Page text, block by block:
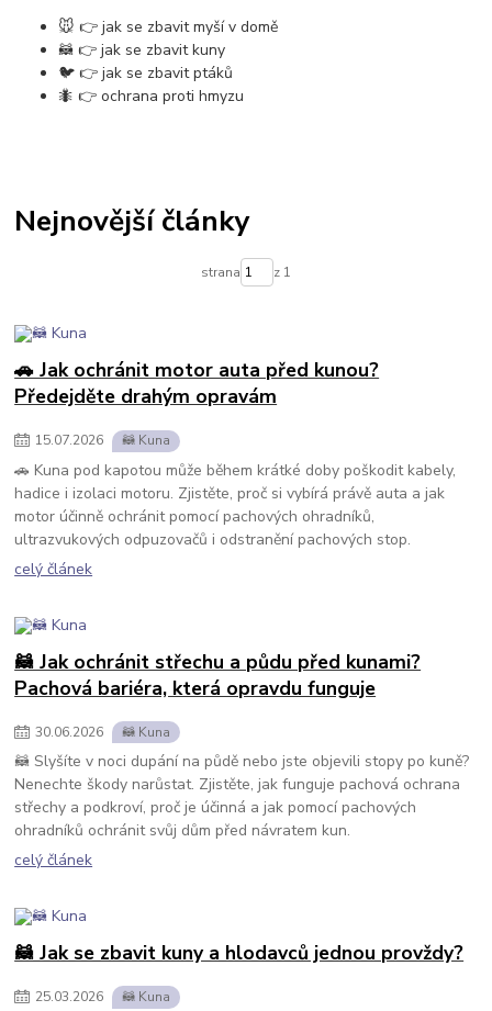
🐭 👉 jak se zbavit myší v domě
🦝 👉 jak se zbavit kuny
🐦 👉 jak se zbavit ptáků
🐜 👉 ochrana proti hmyzu
Nejnovější články
strana z 1
🚗 Jak ochránit motor auta před kunou?
Předejděte drahým opravám
15.07.2026 🦝 Kuna
🚗 Kuna pod kapotou může během krátké doby poškodit kabely,
hadice i izolaci motoru. Zjistěte, proč si vybírá právě auta a jak
motor účinně ochránit pomocí pachových ohradníků,
ultrazvukových odpuzovačů i odstranění pachových stop.
celý článek
🦝 Jak ochránit střechu a půdu před kunami?
Pachová bariéra, která opravdu funguje
30.06.2026 🦝 Kuna
🦝 Slyšíte v noci dupání na půdě nebo jste objevili stopy po kuně?
Nenechte škody narůstat. Zjistěte, jak funguje pachová ochrana
střechy a podkroví, proč je účinná a jak pomocí pachových
ohradníků ochránit svůj dům před návratem kun.
celý článek
🦝 Jak se zbavit kuny a hlodavců jednou provždy?
25.03.2026 🦝 Kuna